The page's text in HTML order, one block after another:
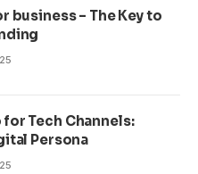
business – The Key to
for Tech Channels:
Persona